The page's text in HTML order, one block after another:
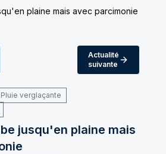
plaine mais avec parcimonie
Actualité
suivante
verglaçante
jusqu'en plaine mais